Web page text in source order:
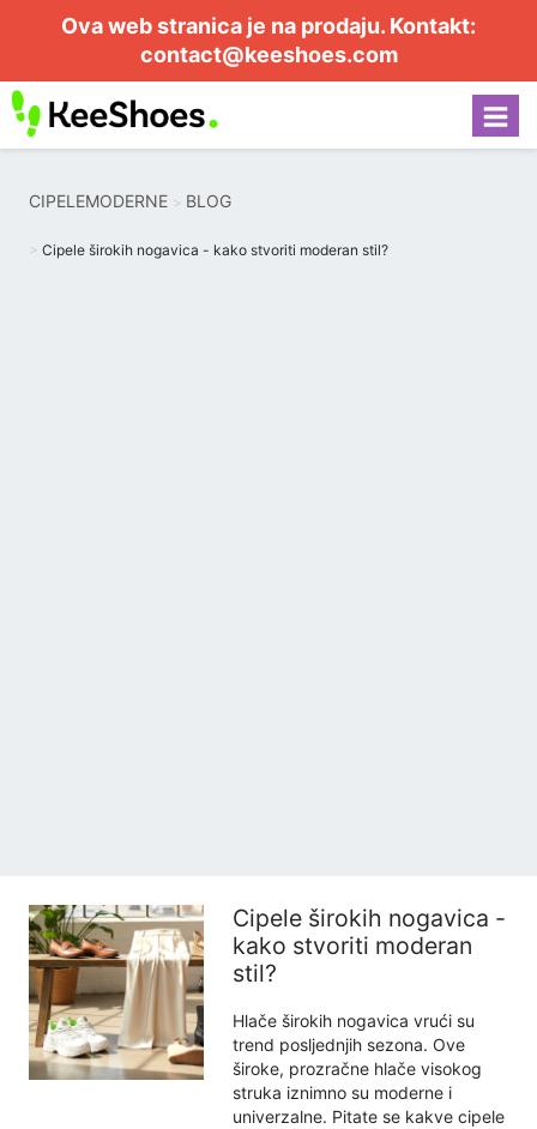
Ova web stranica je na prodaju. Kontakt:
contact@keeshoes.com
CIPELEMODERNE BLOG
Cipele širokih nogavica - kako stvoriti moderan stil?
Cipele širokih nogavica -
kako stvoriti moderan
stil?
Hlače širokih nogavica vrući su
trend posljednjih sezona. Ove
široke, prozračne hlače visokog
struka iznimno su moderne i
univerzalne. Pitate se kakve cipele